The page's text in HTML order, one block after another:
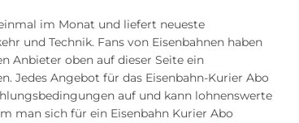
im Monat und liefert neueste
und Technik. Fans von Eisenbahnen haben
Anbieter oben auf dieser Seite ein
Jedes Angebot für das Eisenbahn-Kurier Abo
auf und kann lohnenswerte
man sich für ein Eisenbahn Kurier Abo